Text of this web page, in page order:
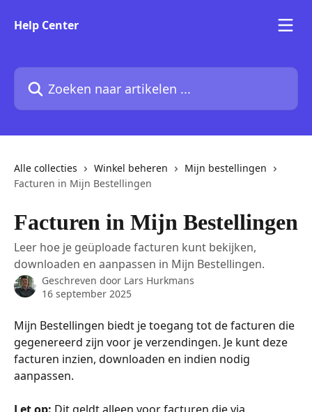
Help Center
Zoeken naar artikelen ...
Alle collecties Winkel beheren
Mijn bestellingen
Facturen in Mijn Bestellingen
Facturen in Mijn Bestellingen
Leer hoe je geüploade facturen kunt bekijken,
downloaden en aanpassen in Mijn Bestellingen.
Geschreven door Lars Hurkmans
16 september 2025
Mijn Bestellingen biedt je toegang tot de facturen die
gegenereerd zijn voor je verzendingen. Je kunt deze
facturen inzien, downloaden en indien nodig
aanpassen.